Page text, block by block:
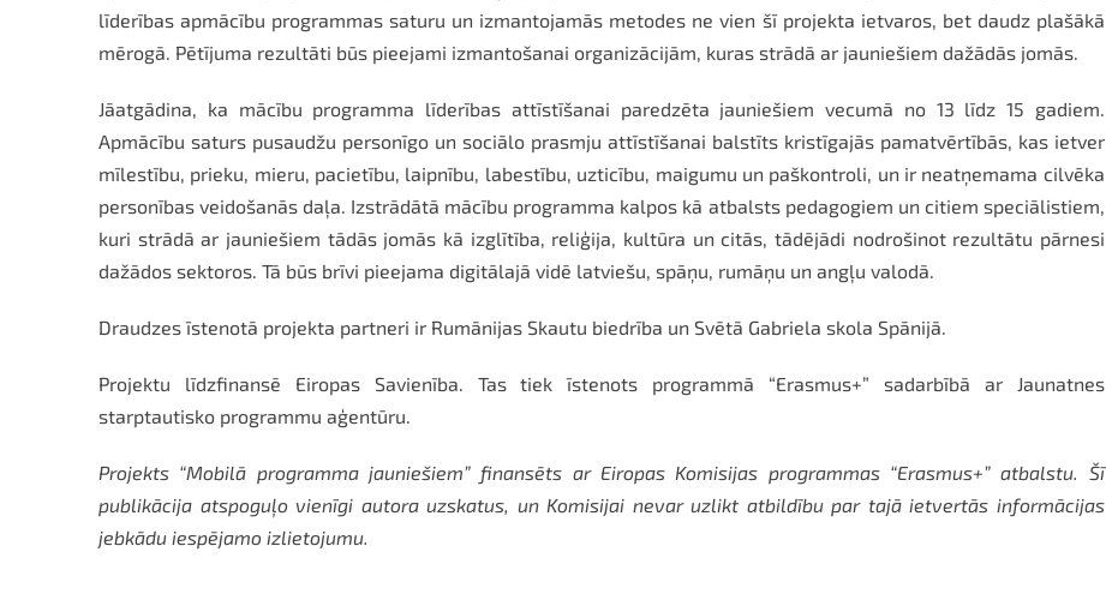
līderības apmācību programmas saturu un izmantojamās metodes ne vien šī projekta ietvaros, bet daudz plašākā
mērogā. Pētījuma rezultāti būs pieejami izmantošanai organizācijām, kuras strādā ar jauniešiem dažādās jomās.
Jāatgādina, ka mācību programma līderības attīstīšanai paredzēta jauniešiem vecumā no 13 līdz 15 gadiem.
Apmācību saturs pusaudžu personīgo un sociālo prasmju attīstīšanai balstīts kristīgajās pamatvērtībās, kas ietver
mīlestību, prieku, mieru, pacietību, laipnību, labestību, uzticību, maigumu un paškontroli, un ir neatņemama cilvēka
personības veidošanās daļa. Izstrādātā mācību programma kalpos kā atbalsts pedagogiem un citiem speciālistiem,
kuri strādā ar jauniešiem tādās jomās kā izglītība, reliģija, kultūra un citās, tādējādi nodrošinot rezultātu pārnesi
dažādos sektoros. Tā būs brīvi pieejama digitālajā vidē latviešu, spāņu, rumāņu un angļu valodā.
Draudzes īstenotā projekta partneri ir Rumānijas Skautu biedrība un Svētā Gabriela skola Spānijā.
Projektu līdzfinansē Eiropas Savienība. Tas tiek īstenots programmā “Erasmus+” sadarbībā ar Jaunatnes
starptautisko programmu aģentūru.
Projekts “Mobilā programma jauniešiem” finansēts ar Eiropas Komisijas programmas “Erasmus+” atbalstu. Šī
publikācija atspoguļo vienīgi autora uzskatus, un Komisijai nevar uzlikt atbildību par tajā ietvertās informācijas
jebkādu iespējamo izlietojumu.